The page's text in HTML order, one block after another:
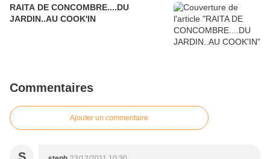
RAITA DE CONCOMBRE....DU
JARDIN..AU COOK'IN
Commentaires
Ajouter un commentaire